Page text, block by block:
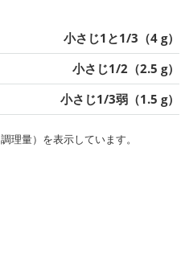
小さじ1と1/3（4 g）
小さじ1/2（2.5 g）
小さじ1/3弱（1.5 g）
理量）を表示しています。